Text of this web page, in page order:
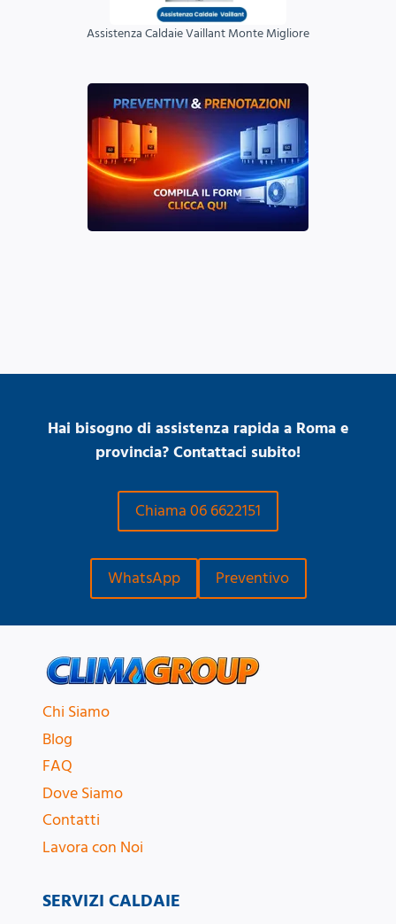
Assistenza Caldaie Vaillant Monte Migliore
Hai bisogno di assistenza rapida a Roma e
provincia? Contattaci subito!
Chiama 06 6622151
WhatsApp Preventivo
Chi Siamo
Blog
FAQ
Dove Siamo
Contatti
Lavora con Noi
SERVIZI CALDAIE